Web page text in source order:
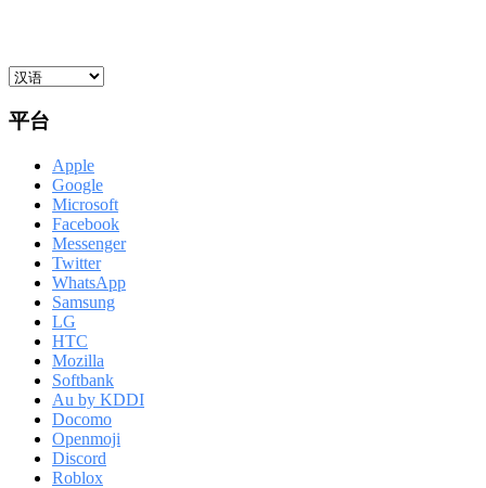
平台
Apple
Google
Microsoft
Facebook
Messenger
Twitter
WhatsApp
Samsung
LG
HTC
Mozilla
Softbank
Au by KDDI
Docomo
Openmoji
Discord
Roblox